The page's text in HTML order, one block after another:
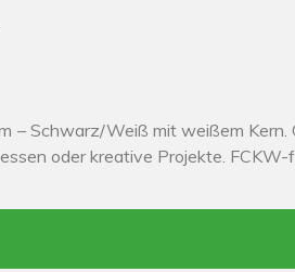
Schwarz/Weiß mit weißem Kern.
oder kreative Projekte. FCKW-